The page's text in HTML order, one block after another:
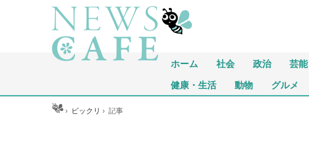
ホーム 社会 政治 芸能
健康・生活 動物 グルメ
ホーム › ビックリ ›記事